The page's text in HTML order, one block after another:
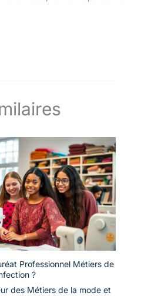
Professionnel Métiers de
?
des Métiers de la mode et